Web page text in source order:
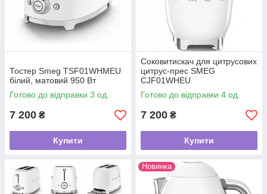
Тостер Smeg TSF01WHMEU
білий, матовий 950 Вт
Готово до відправки 3 од.
7 200 ₴
Купити
Соковитискач для цитрусових
цитрус-прес SMEG
CJF01WHEU
Готово до відправки 4 од.
7 200 ₴
Купити
Новинка